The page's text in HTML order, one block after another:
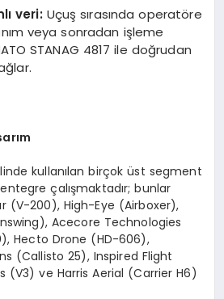
veri: Uçuş sırasında operatöre
veya sonradan işleme
STANAG 4817 ile doğrudan
kullanılan birçok üst segment
çalışmaktadır; bunlar
(V-200), High-Eye (Airboxer),
Acecore Technologies
Hecto Drone (HD-606),
(Callisto 25), Inspired Flight
(V3) ve Harris Aerial (Carrier H6)